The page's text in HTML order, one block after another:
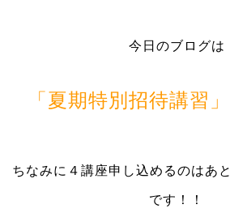
今日のブログは
「夏期特別招待講習」
ちなみに４講座申し込めるのはあと
です！！